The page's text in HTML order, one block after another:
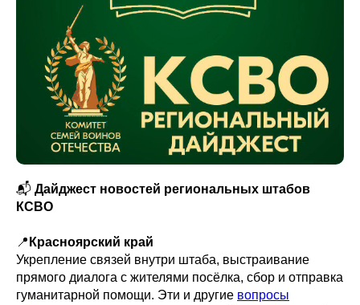
📬 Дайджест новостей региональных штабов
КСВО
📍 Красноярский край
Укрепление связей внутри штаба, выстраивание
прямого диалога с жителями посёлка, сбор и отправка
гуманитарной помощи. Эти и другие вопросы